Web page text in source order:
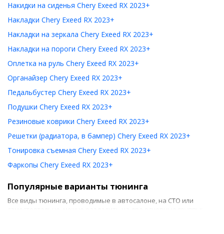
Накидки на сиденья Chery Exeed RX 2023+
Накладки Chery Exeed RX 2023+
Накладки на зеркала Chery Exeed RX 2023+
Накладки на пороги Chery Exeed RX 2023+
Оплетка на руль Chery Exeed RX 2023+
Органайзер Chery Exeed RX 2023+
Педальбустер Chery Exeed RX 2023+
Подушки Chery Exeed RX 2023+
Резиновые коврики Chery Exeed RX 2023+
Решетки (радиатора, в бампер) Chery Exeed RX 2023+
Тонировка съемная Chery Exeed RX 2023+
Фаркопы Chery Exeed RX 2023+
Популярные варианты тюнинга
Все виды тюнинга, проводимые в автосалоне, на СТО или